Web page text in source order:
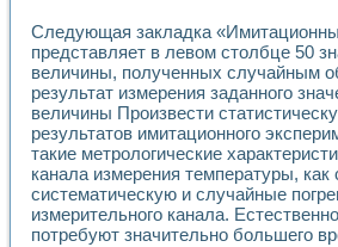
Система управления
Лазерный профилометр
Применение средств
Разработка
Автоматизированный стенд
Высокочувствительные
Установка для измерения
Исследование кинетики
Лабораторный
Микрозондовая система для
Следующая закладка
представляет в левом столбце 50
величины, полученных случайным
результат измерения заданного
величины Произвести
результатов имитационного
такие метрологические
канала измерения температуры,
систематическую и случайные
измерительного канала.
потребуют значительно большего